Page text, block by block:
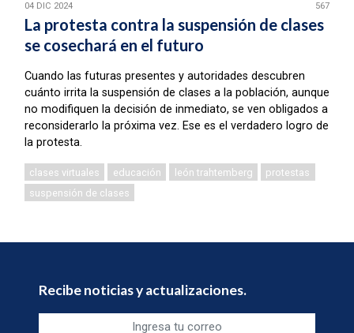
04 DIC 2024 567
La protesta contra la suspensión de clases
se cosechará en el futuro
Cuando las futuras presentes y autoridades descubren
cuánto irrita la suspensión de clases a la población, aunque
no modifiquen la decisión de inmediato, se ven obligados a
reconsiderarlo la próxima vez. Ese es el verdadero logro de
la protesta.
clases virtuales educación león trahtemberg
protestas
suspensión de clases
Recibe noticias y actualizaciones.